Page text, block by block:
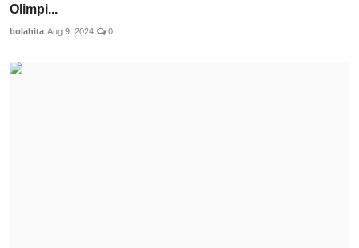
Olimpi...
bolahita Aug 9, 2024 0